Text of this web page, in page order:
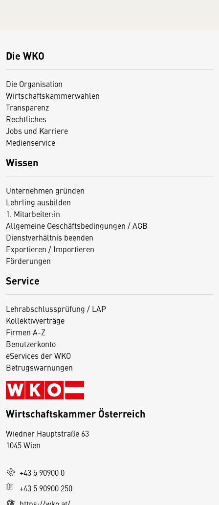
Die WKO
Die Organisation
Wirtschaftskammerwahlen
Transparenz
Rechtliches
Jobs und Karriere
Medienservice
Wissen
Unternehmen gründen
Lehrling ausbilden
1. Mitarbeiter:in
Allgemeine Geschäftsbedingungen / AGB
Dienstverhältnis beenden
Exportieren / Importieren
Förderungen
Service
Lehrabschlussprüfung / LAP
Kollektivverträge
Firmen A-Z
Benutzerkonto
eServices der WKO
Betrugswarnungen
Wirtschaftskammer Österreich
Wiedner Hauptstraße 63
1045 Wien
+43 5 90900 0
+43 5 90900 250
D
s
e
S